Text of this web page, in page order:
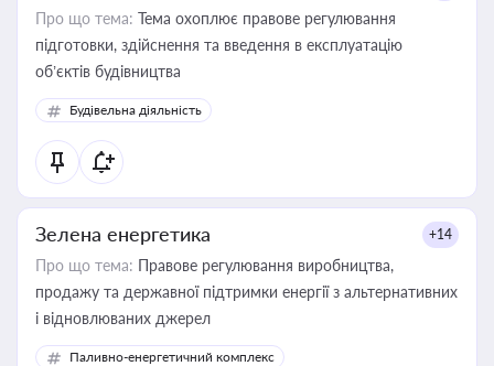
Про що тема: Тема охоплює правове регулювання
підготовки, здійснення та введення в експлуатацію
об’єктів будівництва
Будівельна діяльність
Зелена енергетика +14
Про що тема: Правове регулювання виробництва,
продажу та державної підтримки енергії з альтернативних
і відновлюваних джерел
Паливно-енергетичний комплекс